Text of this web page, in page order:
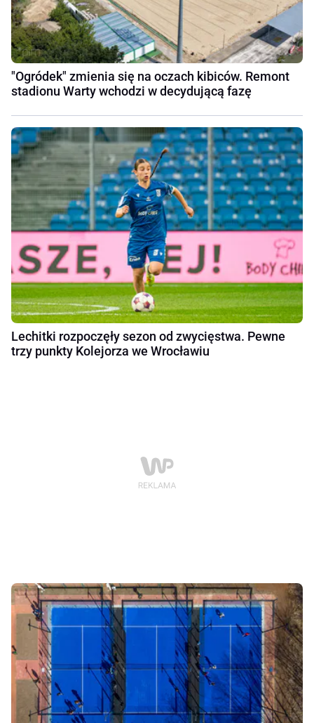
"Ogródek" zmienia się na oczach kibiców. Remont
stadionu Warty wchodzi w decydującą fazę
Lechitki rozpoczęły sezon od zwycięstwa. Pewne
trzy punkty Kolejorza we Wrocławiu